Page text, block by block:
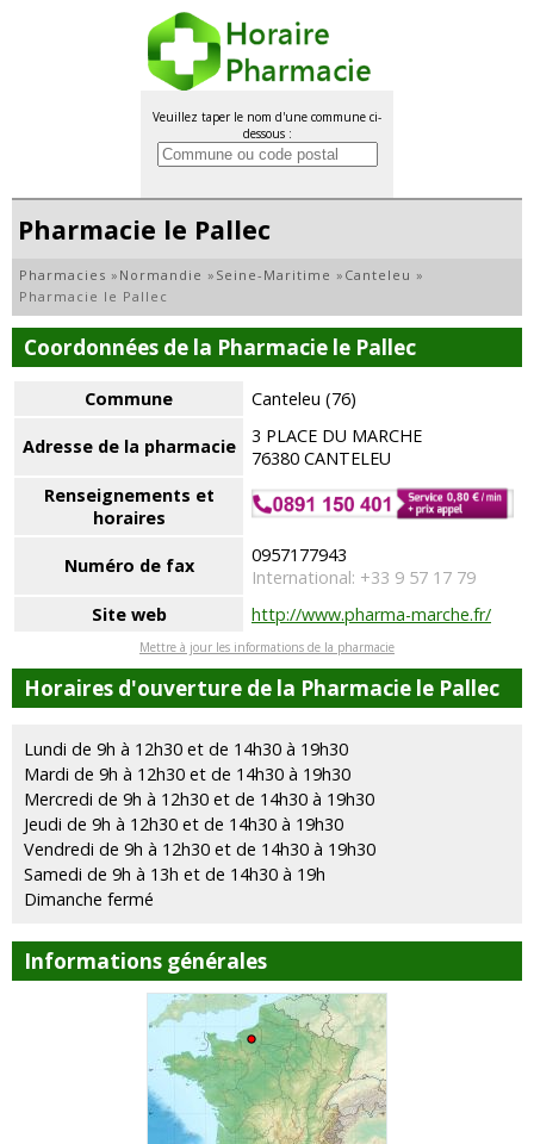
Veuillez taper le nom d'une commune ci-
dessous :
Pharmacie le Pallec
Pharmacies » Normandie » Seine-Maritime » Canteleu »
Pharmacie le Pallec
Coordonnées de la Pharmacie le Pallec
Commune Canteleu (76)
Adresse de la pharmacie
3 PLACE DU MARCHE
76380 CANTELEU
Renseignements et
horaires
Numéro de fax
0957177943
International: +33 9 57 17 79
Site web
http://www.pharma-marche.fr/
Mettre à jour les informations de la pharmacie
Horaires d'ouverture de la Pharmacie le Pallec
Lundi de 9h à 12h30 et de 14h30 à 19h30
Mardi de 9h à 12h30 et de 14h30 à 19h30
Mercredi de 9h à 12h30 et de 14h30 à 19h30
Jeudi de 9h à 12h30 et de 14h30 à 19h30
Vendredi de 9h à 12h30 et de 14h30 à 19h30
Samedi de 9h à 13h et de 14h30 à 19h
Dimanche fermé
Informations générales